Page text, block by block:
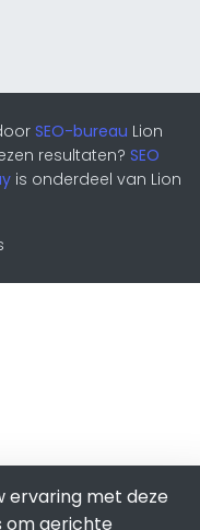
SEO-bureau Lion
resultaten? SEO
is onderdeel van Lion
ervaring met deze
om gerichte